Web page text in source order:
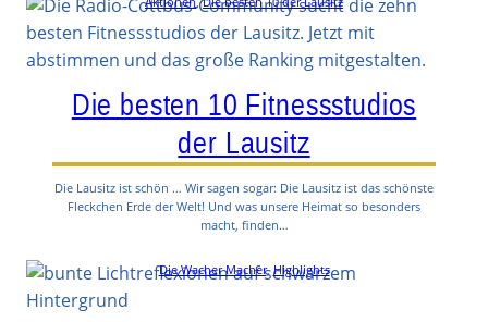
Die besten 10 Fitnessstudios
der Lausitz
Die Lausitz ist schön … Wir sagen sogar: Die Lausitz ist das schönste
Fleckchen Erde der Welt! Und was unsere Heimat so besonders
macht, finden…
Die Wacher Macher, Highlights